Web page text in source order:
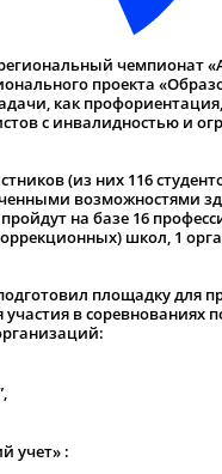
чемпионат
проекта
как
с инвалидностью и
(из них 116
возможностями
на базе 16
школ, 1
площадку для
в соревнованиях
учет» :